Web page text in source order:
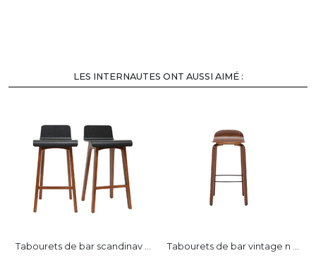
LES INTERNAUTES ONT AUSSI AIMÉ :
Tabourets de bar scandinav ... Tabourets de bar vintage n ...